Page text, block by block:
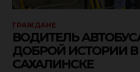
ГРАЖДАНЕ
ВОДИТЕЛЬ
ДОБРОЙ ИСТОРИИ
САХАЛИНСКЕ